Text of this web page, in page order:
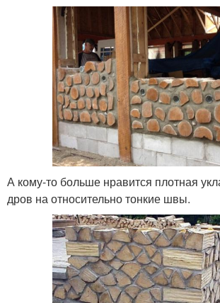
А кому-то больше нравится плотная
дров на относительно тонкие швы.